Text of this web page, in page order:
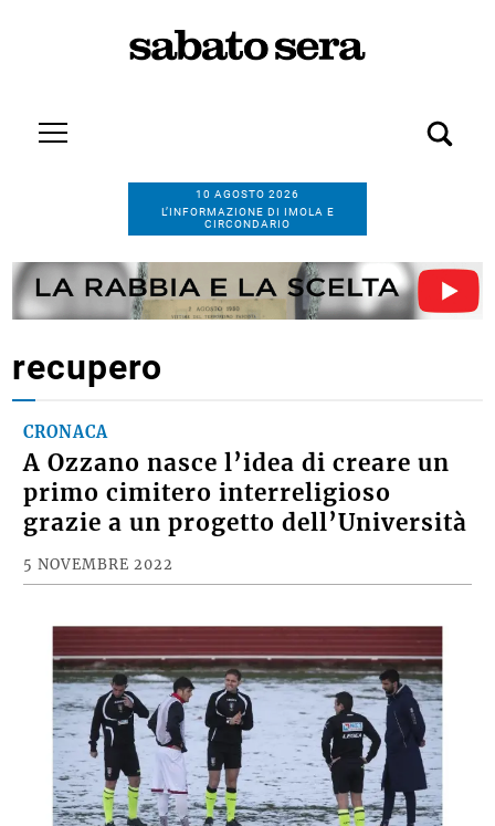
10 AGOSTO 2026
L’INFORMAZIONE DI IMOLA E
CIRCONDARIO
recupero
CRONACA
A Ozzano nasce l’idea di creare un
primo cimitero interreligioso
grazie a un progetto dell’Università
5 NOVEMBRE 2022